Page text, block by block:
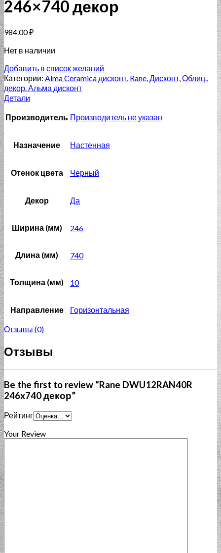
246×740 декор
984.00₽
Нет в наличии
Добавить в список желаний
Категории: Alma Ceramica дисконт, Rane,Дисконт,Облиц.,
декор. Альма дисконт
Детали
Производитель Производитель не указан
Назначение Настенная
Отенок цвета Черный
Декор Да
Ширина (мм) 246
Длина (мм) 740
Толщина (мм) 10
Направление Горизонтальная
Отзывы (0)
Отзывы
Be the first to review “Rane DWU12RAN40R
246x740 декор”
Рейтинг
Your Review